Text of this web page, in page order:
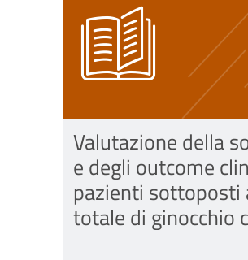
Valutazione della
e degli outcome
pazienti sottoposti
totale di ginocchio
componente